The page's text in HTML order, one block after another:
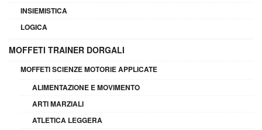
INSIEMISTICA
LOGICA
MOFFETI TRAINER DORGALI
MOFFETI SCIENZE MOTORIE APPLICATE
ALIMENTAZIONE E MOVIMENTO
ARTI MARZIALI
ATLETICA LEGGERA